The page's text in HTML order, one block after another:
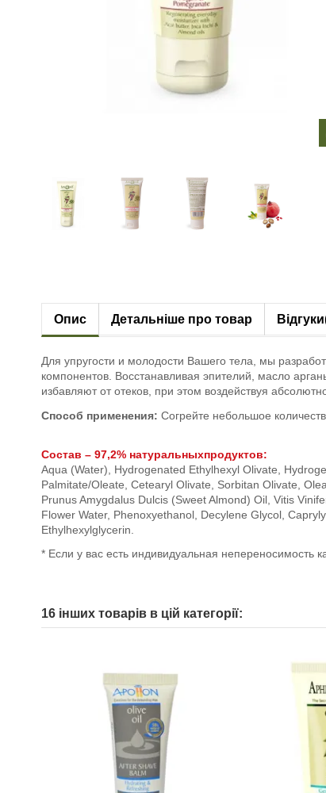
Опис Детальніше про товар Відгуки
Для упругости и молодости Вашего тела, мы
компонентов. Восстанавливая эпителий, масло
избавляют от отеков, при этом воздействуя
Способ применения: Согрейте небольшое
Состав – 97,2% натуральныхпродуктов:
Aqua (Water), Hydrogenated Ethylhexyl Olivate,
Palmitate/Oleate, Cetearyl Olivate, Sorbitan Olivate,
Prunus Amygdalus Dulcis (Sweet Almond) Oil, Vitis
Flower Water, Phenoxyethanol, Decylene Glycol,
Ethylhexylglycerin.
* Если у вас есть индивидуальная
16 інших товарів в цій категорії: